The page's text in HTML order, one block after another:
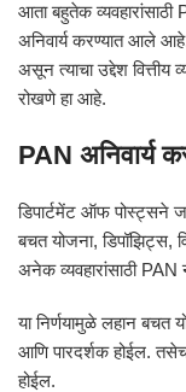
आता बहुतेक
अनिवार्य करण्यात आले
असून त्याचा उद्देश वित्तीय
रोखणे हा आहे.
PAN अनिवार्य
डिपार्टमेंट ऑफ पोस्ट्सने
बचत योजना, डिपॉझिट्स,
अनेक व्यवहारांसाठी
या निर्णयामुळे लहान बचत
आणि पारदर्शक होईल.
होईल.